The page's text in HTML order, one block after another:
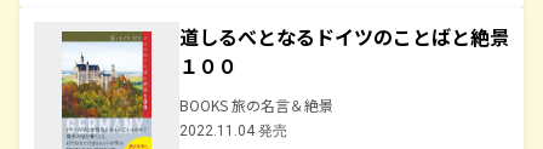
道しるべとなるドイツのことばと絶景
１００
BOOKS 旅の名言＆絶景
2022.11.04 発売